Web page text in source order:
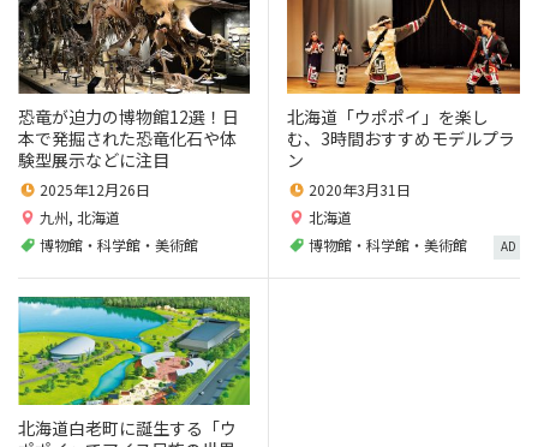
恐竜が迫力の博物館12選！日
本で発掘された恐竜化石や体
験型展示などに注目
2025年12月26日
九州, 北海道
博物館・科学館・美術館
北海道「ウポポイ」を楽し
む、3時間おすすめモデルプラ
ン
2020年3月31日
北海道
博物館・科学館・美術館
AD
北海道白老町に誕生する「ウ